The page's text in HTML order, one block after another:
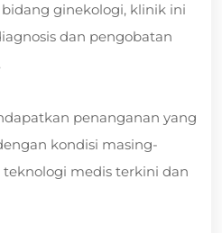
ginekologi, klinik ini
dan pengobatan
penanganan yang
kondisi masing-
medis terkini dan